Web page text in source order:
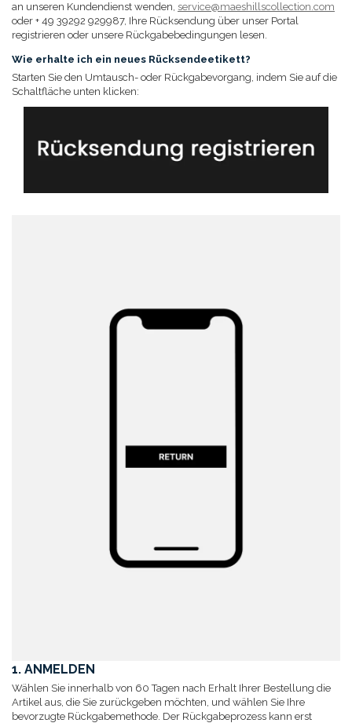
an unseren Kundendienst wenden, service@maeshillscollection.com
oder + 49 39292 929987, Ihre Rücksendung über unser Portal
registrieren oder unsere Rückgabebedingungen lesen.
Wie erhalte ich ein neues Rücksendeetikett?
Starten Sie den Umtausch- oder Rückgabevorgang, indem Sie auf die
Schaltfläche unten klicken:
1. ANMELDEN
Wählen Sie innerhalb von 60 Tagen nach Erhalt Ihrer Bestellung die
Artikel aus, die Sie zurückgeben möchten, und wählen Sie Ihre
bevorzugte Rückgabemethode. Der Rückgabeprozess kann erst